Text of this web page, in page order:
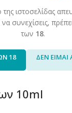
ιστοσελίδας
να συνεχίσεις,
των 18.
18 ΔΕΝ
10ml